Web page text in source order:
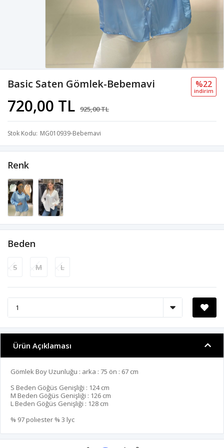
Basic Saten Gömlek-Bebemavi
720,00 TL 925,00 TL
%22
i̇ndi̇ri̇m
Stok Kodu MG010939-Bebemavi
Renk
Beden
S M L
Ürün Açıklaması
Gömlek Boy Uzunluğu : arka : 75 ön : 67 cm
S Beden Göğüs Genişliği : 124 cm
M Beden Göğüs Genişliği : 126 cm
L Beden Göğüs Genişliği : 128 cm
% 97 polıester % 3 lyc